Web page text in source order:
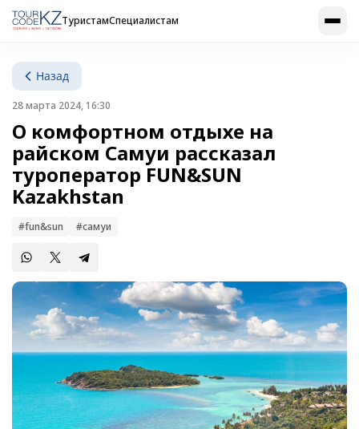
ТуристамСпециалистам
Назад
28 марта 2024, 16:30
О комфортном отдыхе на
райском Самуи рассказал
туроператор FUN&SUN
Kazakhstan
#fun&sun #самуи